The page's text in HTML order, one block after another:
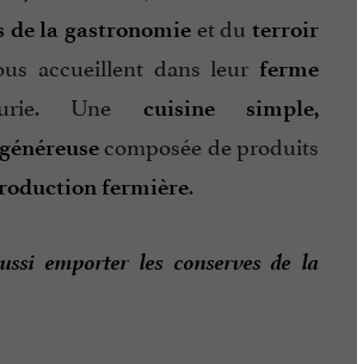
de la gastronomie et du terroir
accueillent dans leur ferme
Une
cuisine simple,
composée de produits
fermière.
emporter les conserves de la